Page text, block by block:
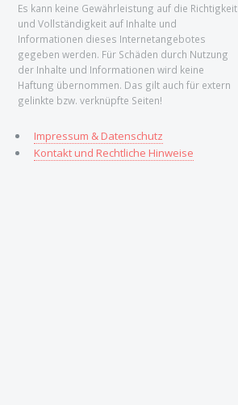
Es kann keine Gewährleistung auf die Richtigkeit
und Vollständigkeit auf Inhalte und
Informationen dieses Internetangebotes
gegeben werden. Für Schäden durch Nutzung
der Inhalte und Informationen wird keine
Haftung übernommen. Das gilt auch für extern
gelinkte bzw. verknüpfte Seiten!
Impressum & Datenschutz
Kontakt und Rechtliche Hinweise